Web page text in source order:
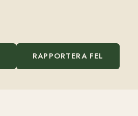
RAPPORTERA FEL